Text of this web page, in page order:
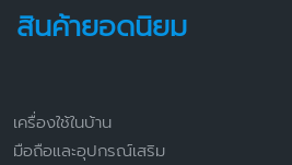
สินค้ายอดนิยม
เครื่องใช้ในบ้าน
มือถือและอุปกรณ์เสริม